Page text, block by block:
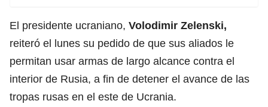
El presidente ucraniano, Volodimir Zelenski,
reiteró el lunes su pedido de que sus aliados le
permitan usar armas de largo alcance contra el
interior de Rusia, a fin de detener el avance de las
tropas rusas en el este de Ucrania.